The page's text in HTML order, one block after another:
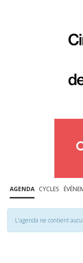
AGENDA CYCLES
L'agenda ne contient